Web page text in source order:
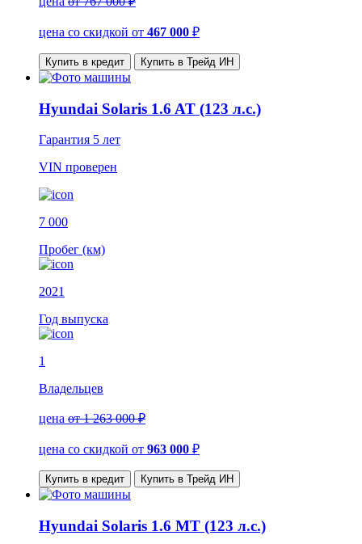
цена со скидкой от 467 000 ₽
Купить в кредит Купить в Трейд ИН
Hyundai Solaris 1.6 AT (123 л.с.)
Гарантия 5 лет
VIN проверен
7 000
Пробег (км)
2021
Год выпуска
1
Владельцев
цена от 1 263 000 ₽
цена со скидкой от 963 000 ₽
Купить в кредит Купить в Трейд ИН
Hyundai Solaris 1.6 MT (123 л.с.)